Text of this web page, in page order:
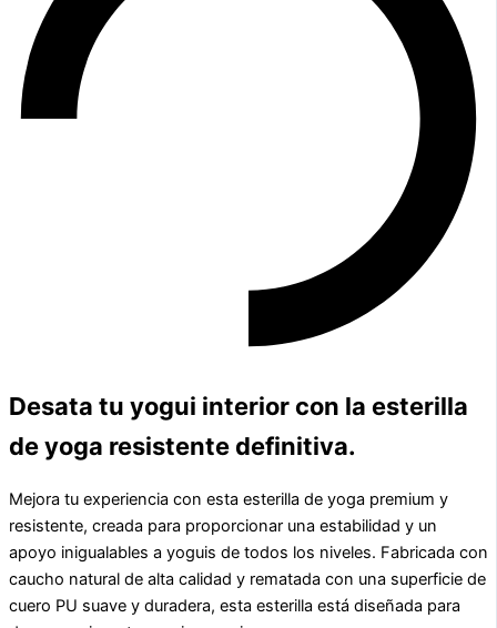
Desata tu yogui interior con la esterilla
de yoga resistente definitiva.
Mejora tu experiencia con esta esterilla de yoga premium y
resistente, creada para proporcionar una estabilidad y un
apoyo inigualables a yoguis de todos los niveles. Fabricada con
caucho natural de alta calidad y rematada con una superficie de
cuero PU suave y duradera, esta esterilla está diseñada para